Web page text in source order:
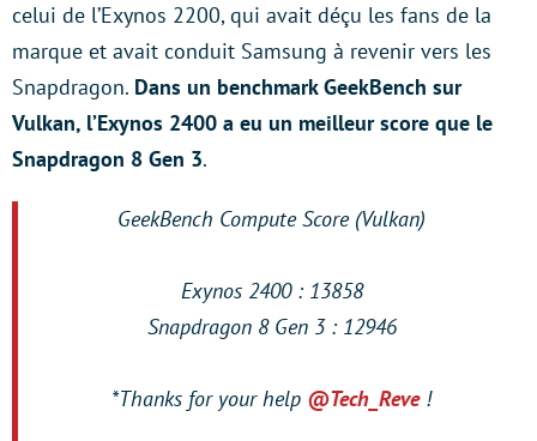
celui de l’Exynos 2200, qui avait déçu les fans de la
marque et avait conduit Samsung à revenir vers les
Snapdragon. Dans un benchmark GeekBench sur
Vulkan, l’Exynos 2400 a eu un meilleur score que le
Snapdragon 8 Gen 3.
GeekBench Compute Score (Vulkan)
Exynos 2400 : 13858
Snapdragon 8 Gen 3 : 12946
*Thanks for your help @Tech_Reve!